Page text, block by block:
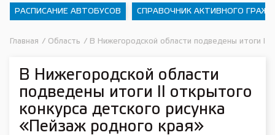
РАСПИСАНИЕ АВТОБУСОВ СПРАВОЧНИК АКТИВНОГО
Главная / Область / В Нижегородской области подведены итоги II
В Нижегородской области
подведены итоги II открытого
конкурса детского рисунка
«Пейзаж родного края»